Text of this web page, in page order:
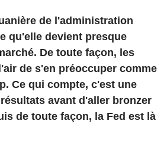
de l'administration
qu'elle devient presque
De toute façon, les
de s'en préoccuper comme
Ce qui compte, c'est une
avant d'aller bronzer
de toute façon, la Fed est là